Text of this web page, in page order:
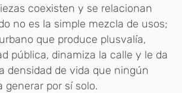
coexisten y se relacionan
no es la simple mezcla de usos;
que produce plusvalía,
pública, dinamiza la calle y le da
densidad de vida que ningún
generar por sí solo.